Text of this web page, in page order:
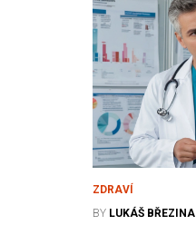
ZDRAVÍ
BY LUKÁŠ BŘEZINA